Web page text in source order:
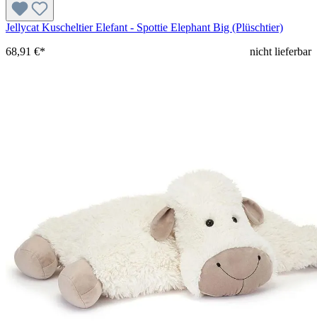
Jellycat Kuscheltier Elefant - Spottie Elephant Big (Plüschtier)
nicht lieferbar
68,91 €*